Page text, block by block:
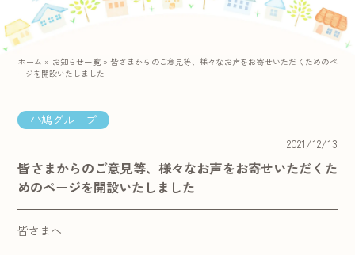
ホーム » お知らせ一覧»皆さまからのご意見等、様々なお声をお寄せいただくためのペ
ージを開設いたしました
小鳩グループ
2021/12/13
皆さまからのご意見等、様々なお声をお寄せいただくた
めのページを開設いたしました
皆さまへ